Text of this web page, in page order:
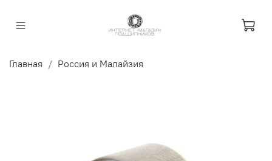
Главная Россия и Малайзия